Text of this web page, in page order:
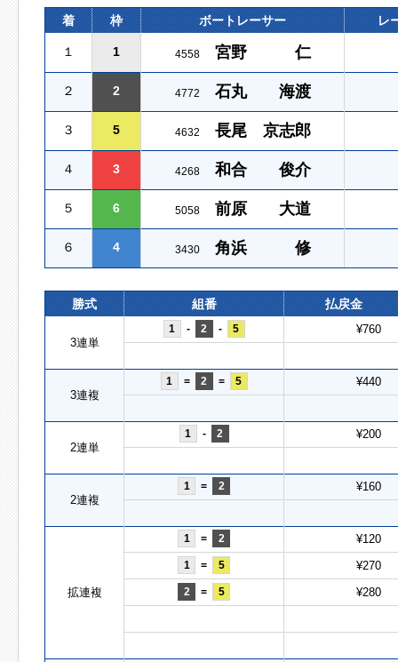
着 枠 ボートレーサー レ
１ 1 4558 宮野 仁
２ 2 4772 石丸 海渡
３ 5 4632 長尾 京志郎
４ 3 4268 和合 俊介
５ 6 5058 前原 大道
６ 4 3430 角浜 修
勝式 組番 払戻金
3連単
1 - 2 - 5 ¥760
3連複
1 = 2 = 5 ¥440
2連単
1 - 2 ¥200
2連複
1 = 2 ¥160
拡連複
1 = 2 ¥120
1 = 5 ¥270
2 = 5 ¥280